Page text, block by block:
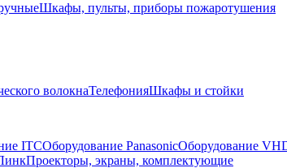
Шкафы, пульты, приборы пожаротушения
волокнаТелефонияШкафы и стойки
ITCОборудование PanasonicОборудование
Проекторы, экраны, комплектующие